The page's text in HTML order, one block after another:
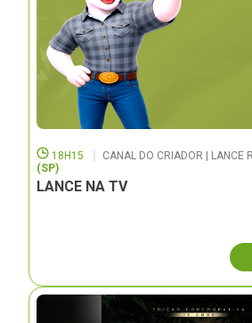
18H15 CANAL DO CRIADOR | LANCE
(SP)
LANCE NA TV